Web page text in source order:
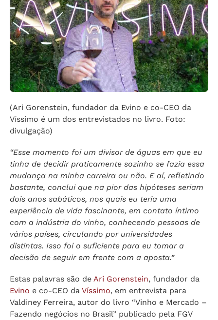
(Ari Gorenstein, fundador da Evino e co-CEO da
Víssimo é um dos entrevistados no livro. Foto:
divulgação)
“Esse momento foi um divisor de águas em que eu
tinha de decidir praticamente sozinho se fazia essa
mudança na minha carreira ou não. E aí, refletindo
bastante, conclui que na pior das hipóteses seriam
dois anos sabáticos, nos quais eu teria uma
experiência de vida fascinante, em contato íntimo
com a indústria do vinho, conhecendo pessoas de
vários países, circulando por universidades
distintas. Isso foi o suficiente para eu tomar a
decisão de seguir em frente com a aposta.”
Estas palavras são de Ari Gorenstein, fundador da
Evino e co-CEO da Víssimo, em entrevista para
Valdiney Ferreira, autor do livro “Vinho e Mercado –
Fazendo negócios no Brasil” publicado pela FGV